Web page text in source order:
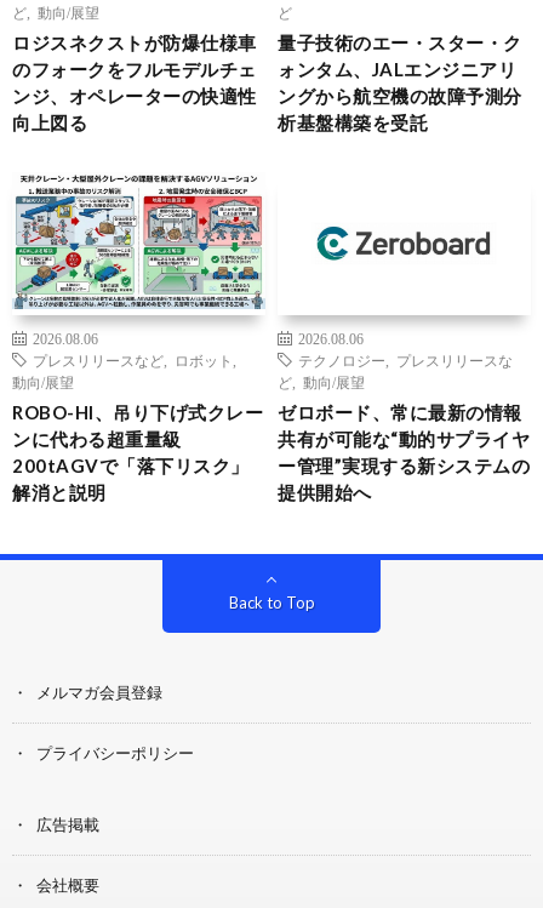
ど
動向/展望
ロジスネクストが防爆仕様車
のフォークをフルモデルチェ
ンジ、オペレーターの快適性
向上図る
ど
量子技術のエー・スター・ク
ォンタム、JALエンジニアリ
ングから航空機の故障予測分
析基盤構築を受託
2026.08.06
プレスリリースなど
ロボット
動向/展望
ROBO-HI、吊り下げ式クレー
ンに代わる超重量級
200tAGVで「落下リスク」
解消と説明
2026.08.06
テクノロジー
プレスリリースな
ど
動向/展望
ゼロボード、常に最新の情報
共有が可能な“動的サプライヤ
ー管理”実現する新システムの
提供開始へ
Back to Top
メルマガ会員登録
プライバシーポリシー
広告掲載
会社概要